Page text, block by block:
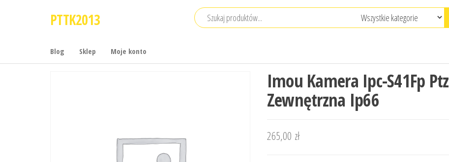
PTTK2013
Blog Sklep Moje konto
Imou Kamera Ipc-S41Fp Ptz
Zewnętrzna Ip66
265,00 zł